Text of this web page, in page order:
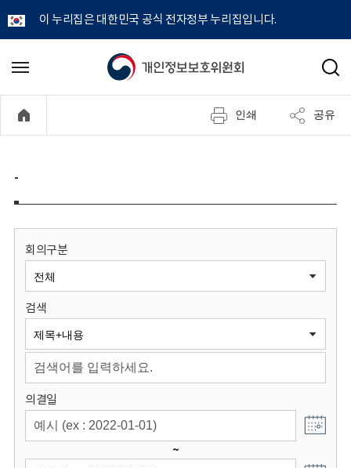
이 누리집은 대한민국 공식 전자정부 누리집입니다.
개
정
보
원
회
메
기
검
인쇄 공유
-
회의구분
검색
의결일
~